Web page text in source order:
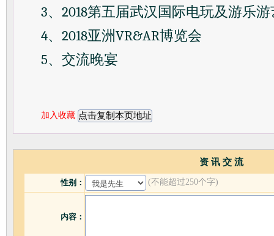
3、 2018第五届武汉国际电玩及游乐
4、 2018亚洲VR&AR博览会
5、 交流晚宴
加入收藏
资 讯 交 流
性别： (不能超过250个字)
内容：